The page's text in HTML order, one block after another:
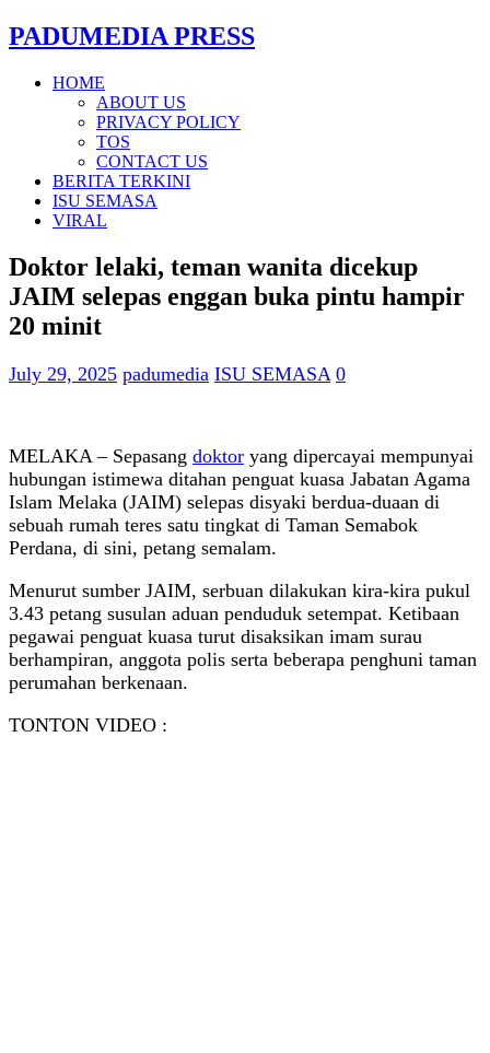
PADUMEDIA PRESS
HOME
ABOUT US
PRIVACY POLICY
TOS
CONTACT US
BERITA TERKINI
ISU SEMASA
VIRAL
Doktor lelaki, teman wanita dicekup
JAIM selepas enggan buka pintu hampir
20 minit
July 29, 2025 padumedia ISU SEMASA 0
MELAKA – Sepasang doktor yang dipercayai mempunyai
hubungan istimewa ditahan penguat kuasa Jabatan Agama
Islam Melaka (JAIM) selepas disyaki berdua-duaan di
sebuah rumah teres satu tingkat di Taman Semabok
Perdana, di sini, petang semalam.
Menurut sumber JAIM, serbuan dilakukan kira-kira pukul
3.43 petang susulan aduan penduduk setempat. Ketibaan
pegawai penguat kuasa turut disaksikan imam surau
berhampiran, anggota polis serta beberapa penghuni taman
perumahan berkenaan.
TONTON VIDEO :